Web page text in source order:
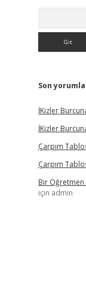
Son
İKizler
İKizler
Çarpım
Çarpım
Bir Öğretmen
için admin